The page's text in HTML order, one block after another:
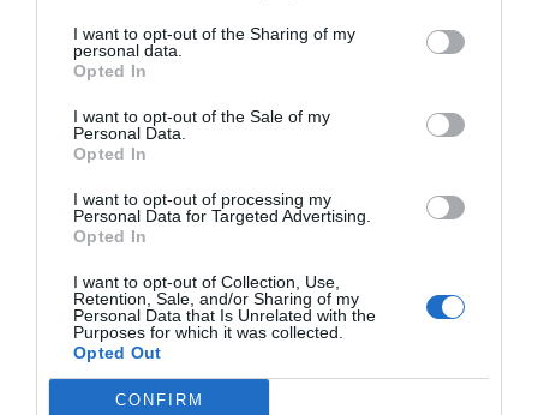
I want to opt-out of the Sharing of my
personal data.
Opted In
I want to opt-out of the Sale of my
Personal Data.
Opted In
I want to opt-out of processing my
Personal Data for Targeted Advertising.
Opted In
I want to opt-out of Collection, Use,
Retention, Sale, and/or Sharing of my
Personal Data that Is Unrelated with the
Purposes for which it was collected.
Opted Out
CONFIRM